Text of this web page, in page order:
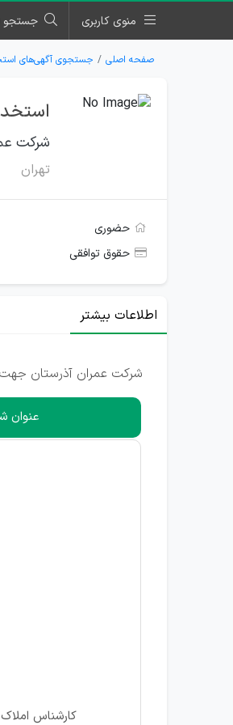
منوی کاربری جستجو
صفحه اصلی جستجوی آگهی‌های
شرکت
تهران
حضوری
حقوق توافقی
اطلاعات بیشتر
شرکت عمران آذرستان جهت
عنوان
کارشناس